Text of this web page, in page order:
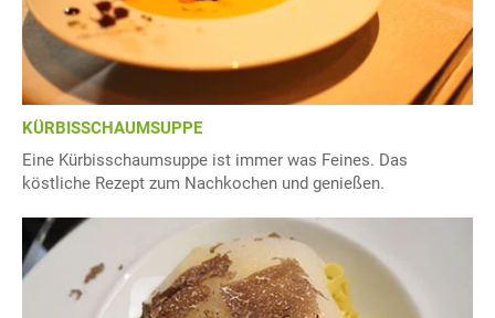
KÜRBISSCHAUMSUPPE
Eine Kürbisschaumsuppe ist immer was Feines. Das
köstliche Rezept zum Nachkochen und genießen.